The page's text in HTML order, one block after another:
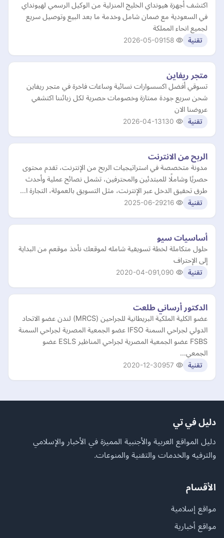
اكتشف أجهزة هيونداي الخليج المنزلية من الوكيل الرسمي لهيونداي
في السعودية مع ضمان شامل وخدمة ما بعد البيع وتوصيل سريع
لجميع انحاء المملكة
تقنية 2026-05-09
متجر ريفاين
تسوقي أفضل اكسسوارات نسائية وساعات فاخرة في متجر ريفاين
شحن سريع جودة ممتازة وخصومات حصرية لكل زبائننا اكتشفي
عروضنا الان
تقنية 2026-04-13
الربح من الانترنت
مدونة متخصصة في استراتيجيات الربح من الإنترنت، تقدم محتوى
حصريًا وشاملًا للمبتدئين والمحترفين، تشمل نصائح عملية وأحدث
طرق تحقيق الدخل عبر الإنترنت، مثل التسويق بالعمولة، التجارة ا…
تقنية 2025-06-29
أساسيات سيو
حلول متكاملة لخطة تسويقية شامله لموقعك نأخذ موقعم من البداية
إلى الإحتراف
تقنية 2020-04-09
الدكتور أرساني طلعت
عضو الكلية الملكية البريطانية للجراحين (MRCS) لندن عضو الاتحاد
الدولي لجراحي السمنة IFSO عضو الجمعية المصرية لجراحي السمنة
FSBS عضو الجمعية المصرية لجراحي المناظير ESLS عضو
الجمعي…
تقنية 2020-12-30
دليل في تي
دليل المواقع العربية والأجنبية المميزة في الأخبار والإسلامي
والترفيه والخدمات والتقنية والمنوعات.
الأقسام
مواقع إسلامية
مواقع أخبارية